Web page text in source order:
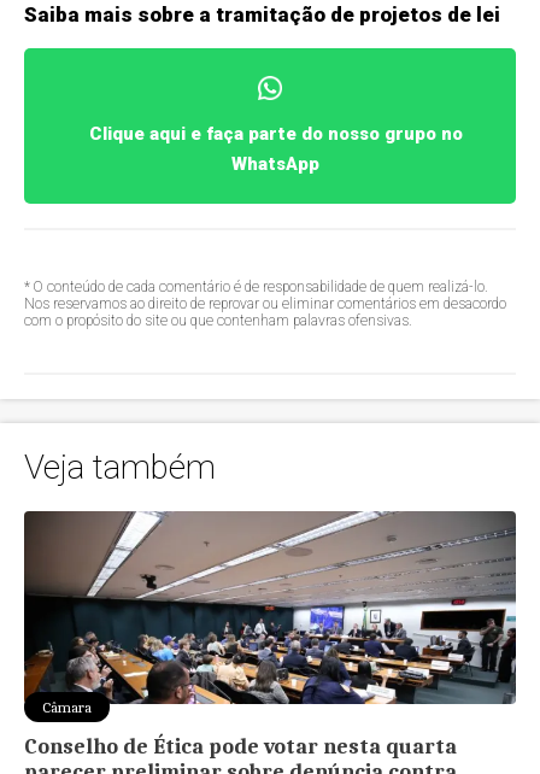
Saiba mais sobre a tramitação de projetos de lei
Clique aqui e faça parte do nosso grupo no
WhatsApp
* O conteúdo de cada comentário é de responsabilidade de quem realizá-lo.
Nos reservamos ao direito de reprovar ou eliminar comentários em desacordo
com o propósito do site ou que contenham palavras ofensivas.
Veja também
Câmara
Conselho de Ética pode votar nesta quarta